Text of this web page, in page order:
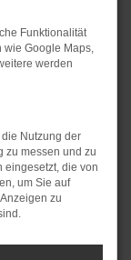
– Ihre erste
eine
zu
Qualität und
Flotte und
für VW
Funktionalität
wie Google Maps,
werden
Nutzung der
zu messen und zu
eingesetzt, die von
um Sie auf
zu